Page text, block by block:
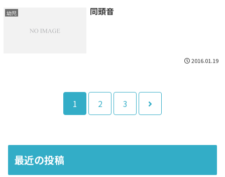
幼児 同頭音
2016.01.19
1 2 3
次
最近の投稿